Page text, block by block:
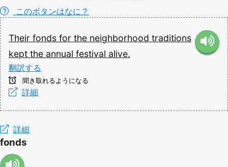
このボタンはなに？
Their fonds for the neighborhood traditions
kept the annual festival alive.
翻訳する
聞き取れるようになる
詳細
詳細
fonds